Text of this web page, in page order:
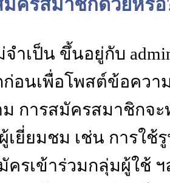
มัครสมาชิกด้วยหรือ
จำเป็น ขึ้นอยู่กับ
อนเพื่อโพสต์ข้อควา
ม การสมัครสมาชิก
เยี่ยมชม เช่น การใช้
ครเข้าร่วมกลุ่มผู้ใช้ ฯ